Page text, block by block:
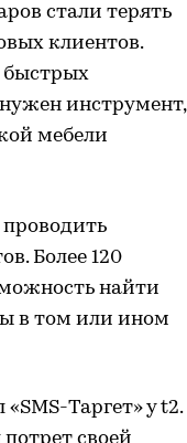
стали терять
клиентов.
быстрых
инструмент,
мебели
Более 120
найти
в том или ином
Таргет» у t2.